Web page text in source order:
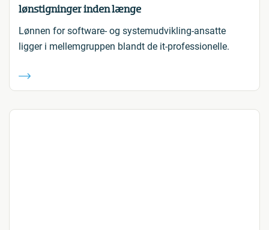
lønstigninger inden længe
Lønnen for software- og systemudvikling-ansatte
ligger i mellemgruppen blandt de it-professionelle.